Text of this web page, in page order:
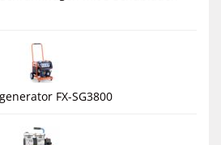
FX-SG3800